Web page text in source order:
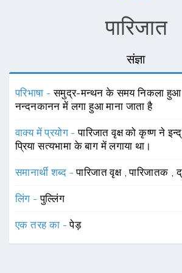
पारिजात
संज्ञा
परिभाषा -समुद्र-मन्थन के समय निकला हुआ
नन्दनकानन में लगा हुआ माना जाता है
वाक्य में प्रयोग -पारिजात वृक्ष को कृष्ण ने
प्रिया सत्यभामा के बाग में लगाया था।
समानार्थी शब्द -पारिजात वृक्ष ,पारिजातक ,
लिंग -पुल्लिंग
एक तरह का -पेड़